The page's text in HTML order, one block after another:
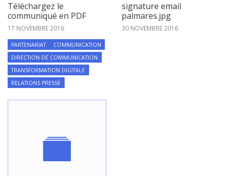
Téléchargez le
communiqué en PDF
17 NOVEMBRE 2016
PARTENARIAT
COMMUNICATION
DIRECTION DE COMMUNICATION
TRANSFORMATION DIGITALE
RELATIONS PRESSE
signature email
palmares.jpg
30 NOVEMBRE 2016